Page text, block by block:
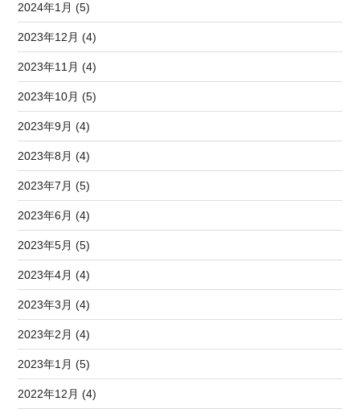
2024年1月 (5)
2023年12月 (4)
2023年11月 (4)
2023年10月 (5)
2023年9月 (4)
2023年8月 (4)
2023年7月 (5)
2023年6月 (4)
2023年5月 (5)
2023年4月 (4)
2023年3月 (4)
2023年2月 (4)
2023年1月 (5)
2022年12月 (4)